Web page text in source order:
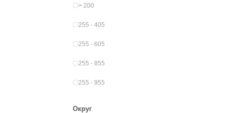
> 200
255 - 405
255 - 605
255 - 855
255 - 955
Округ